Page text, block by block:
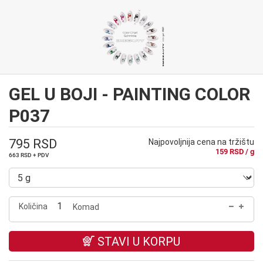
GEL U BOJI - PAINTING COLOR
P037
Najpovoljnija cena na tržištu
159 RSD / g
795 RSD
663 RSD + PDV
Količina Komad
STAVI U KORPU